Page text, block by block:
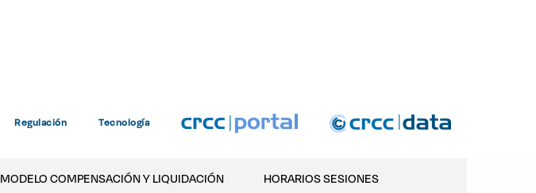
Regulación Tecnología
MODELO COMPENSACIÓN Y LIQUIDACIÓN HORARIOS SESIONES